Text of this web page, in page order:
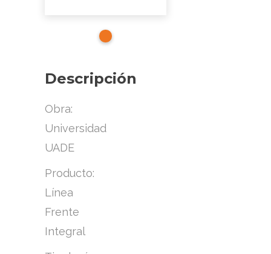
Descripción
Obra:
Universidad
UADE
Producto:
Línea
Frente
Integral